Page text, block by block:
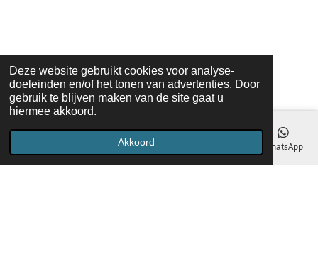
Deze website gebruikt cookies voor analyse-
doeleinden en/of het tonen van advertenties. Door
gebruik te blijven maken van de site gaat u
hiermee akkoord.
Akkoord
Telefoonnummer WhatsApp